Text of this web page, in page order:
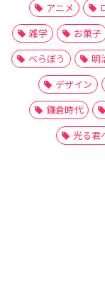
アニメ
雑学
お菓子
べらぼう
明
デザイン
鎌倉時代
光る君